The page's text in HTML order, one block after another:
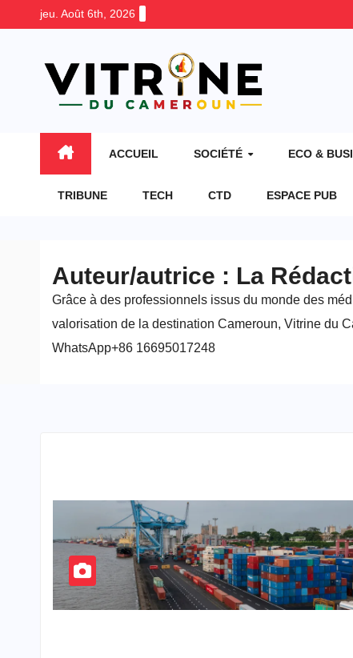
jeu. Août 6th, 2026
ACCUEIL SOCIÉTÉ ECO &
TRIBUNE TECH CTD ESPACE PUB
Auteur/autrice : La
Grâce à des professionnels issus du monde des
valorisation de la destination Cameroun, Vitrine du
WhatsApp+86 16695017248